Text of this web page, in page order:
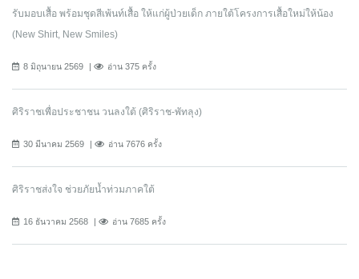
รับมอบเสื้อ พร้อมชุดสีเพ้นท์เสื้อ ให้แก่ผู้ป่วยเด็ก ภายใต้โครงการเสื้อใหม่ให้น้อง
(New Shirt, New Smiles)
8 มิถุนายน 2569 อ่าน 375 ครั้ง
ศิริราชเพื่อประชาชน วนลงใต้ (ศิริราช-พัทลุง)
30 มีนาคม 2569 อ่าน 7676 ครั้ง
ศิริราชส่งใจ ช่วยภัยน้ำท่วมภาคใต้
16 ธันวาคม 2568 อ่าน 7685 ครั้ง